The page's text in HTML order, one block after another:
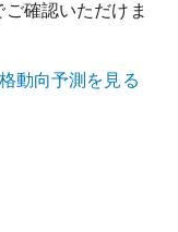
確認いただけま
動向予測を見る